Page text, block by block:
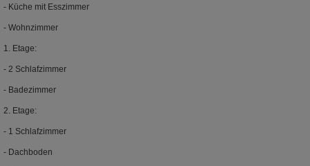
- Küche mit Esszimmer
- Wohnzimmer
1. Etage:
- 2 Schlafzimmer
- Badezimmer
2. Etage:
- 1 Schlafzimmer
- Dachboden